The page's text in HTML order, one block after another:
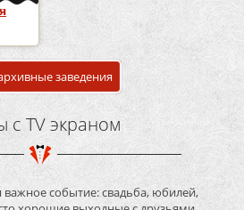
заведения
с TV экраном
важное событие: свадьба, юбилей,